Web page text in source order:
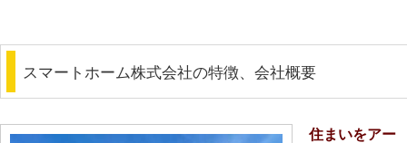
スマートホーム株式会社の特徴、会社概要
住まいをアー